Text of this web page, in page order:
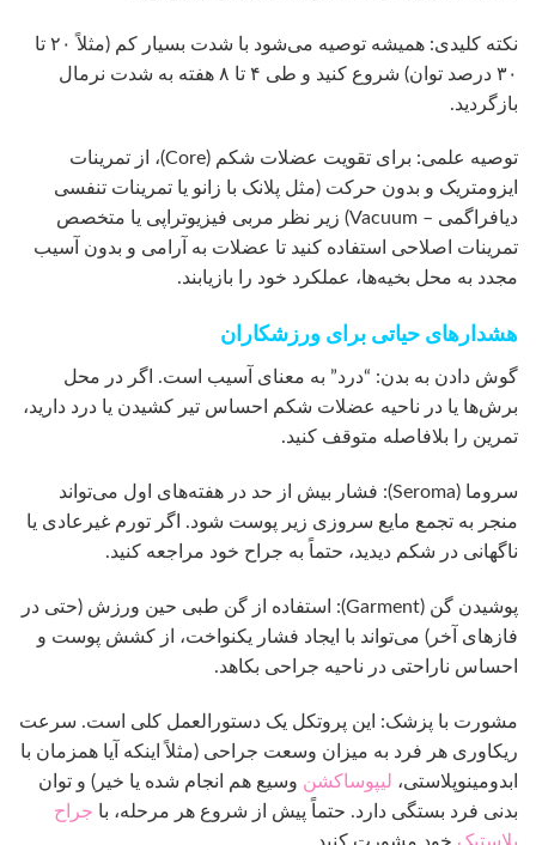
نکته کلیدی: همیشه توصیه می‌شود با شدت بسیار کم (مثلاً ۲۰ تا
۳۰ درصد توان) شروع کنید و طی ۴ تا ۸ هفته به شدت نرمال
بازگردید.
توصیه علمی: برای تقویت عضلات شکم (Core)، از تمرینات
ایزومتریک و بدون حرکت (مثل پلانک با زانو یا تمرینات تنفسی
دیافراگمی – Vacuum) زیر نظر مربی فیزیوتراپی یا متخصص
تمرینات اصلاحی استفاده کنید تا عضلات به آرامی و بدون آسیب
مجدد به محل بخیه‌ها، عملکرد خود را بازیابند.
هشدارهای حیاتی برای ورزشکاران
گوش دادن به بدن: “درد” به معنای آسیب است. اگر در محل
برش‌ها یا در ناحیه عضلات شکم احساس تیر کشیدن یا درد دارید،
تمرین را بلافاصله متوقف کنید.
سروما (Seroma): فشار بیش از حد در هفته‌های اول می‌تواند
منجر به تجمع مایع سروزی زیر پوست شود. اگر تورم غیرعادی یا
ناگهانی در شکم دیدید، حتماً به جراح خود مراجعه کنید.
پوشیدن گن (Garment): استفاده از گن طبی حین ورزش (حتی در
فازهای آخر) می‌تواند با ایجاد فشار یکنواخت، از کشش پوست و
احساس ناراحتی در ناحیه جراحی بکاهد.
مشورت با پزشک: این پروتکل یک دستورالعمل کلی است. سرعت
ریکاوری هر فرد به میزان وسعت جراحی (مثلاً اینکه آیا همزمان با
ابدومینوپلاستی، لیپوساکشن وسیع هم انجام شده یا خیر) و توان
بدنی فرد بستگی دارد. حتماً پیش از شروع هر مرحله، با جراح
پلاستیک خود مشورت کنید.